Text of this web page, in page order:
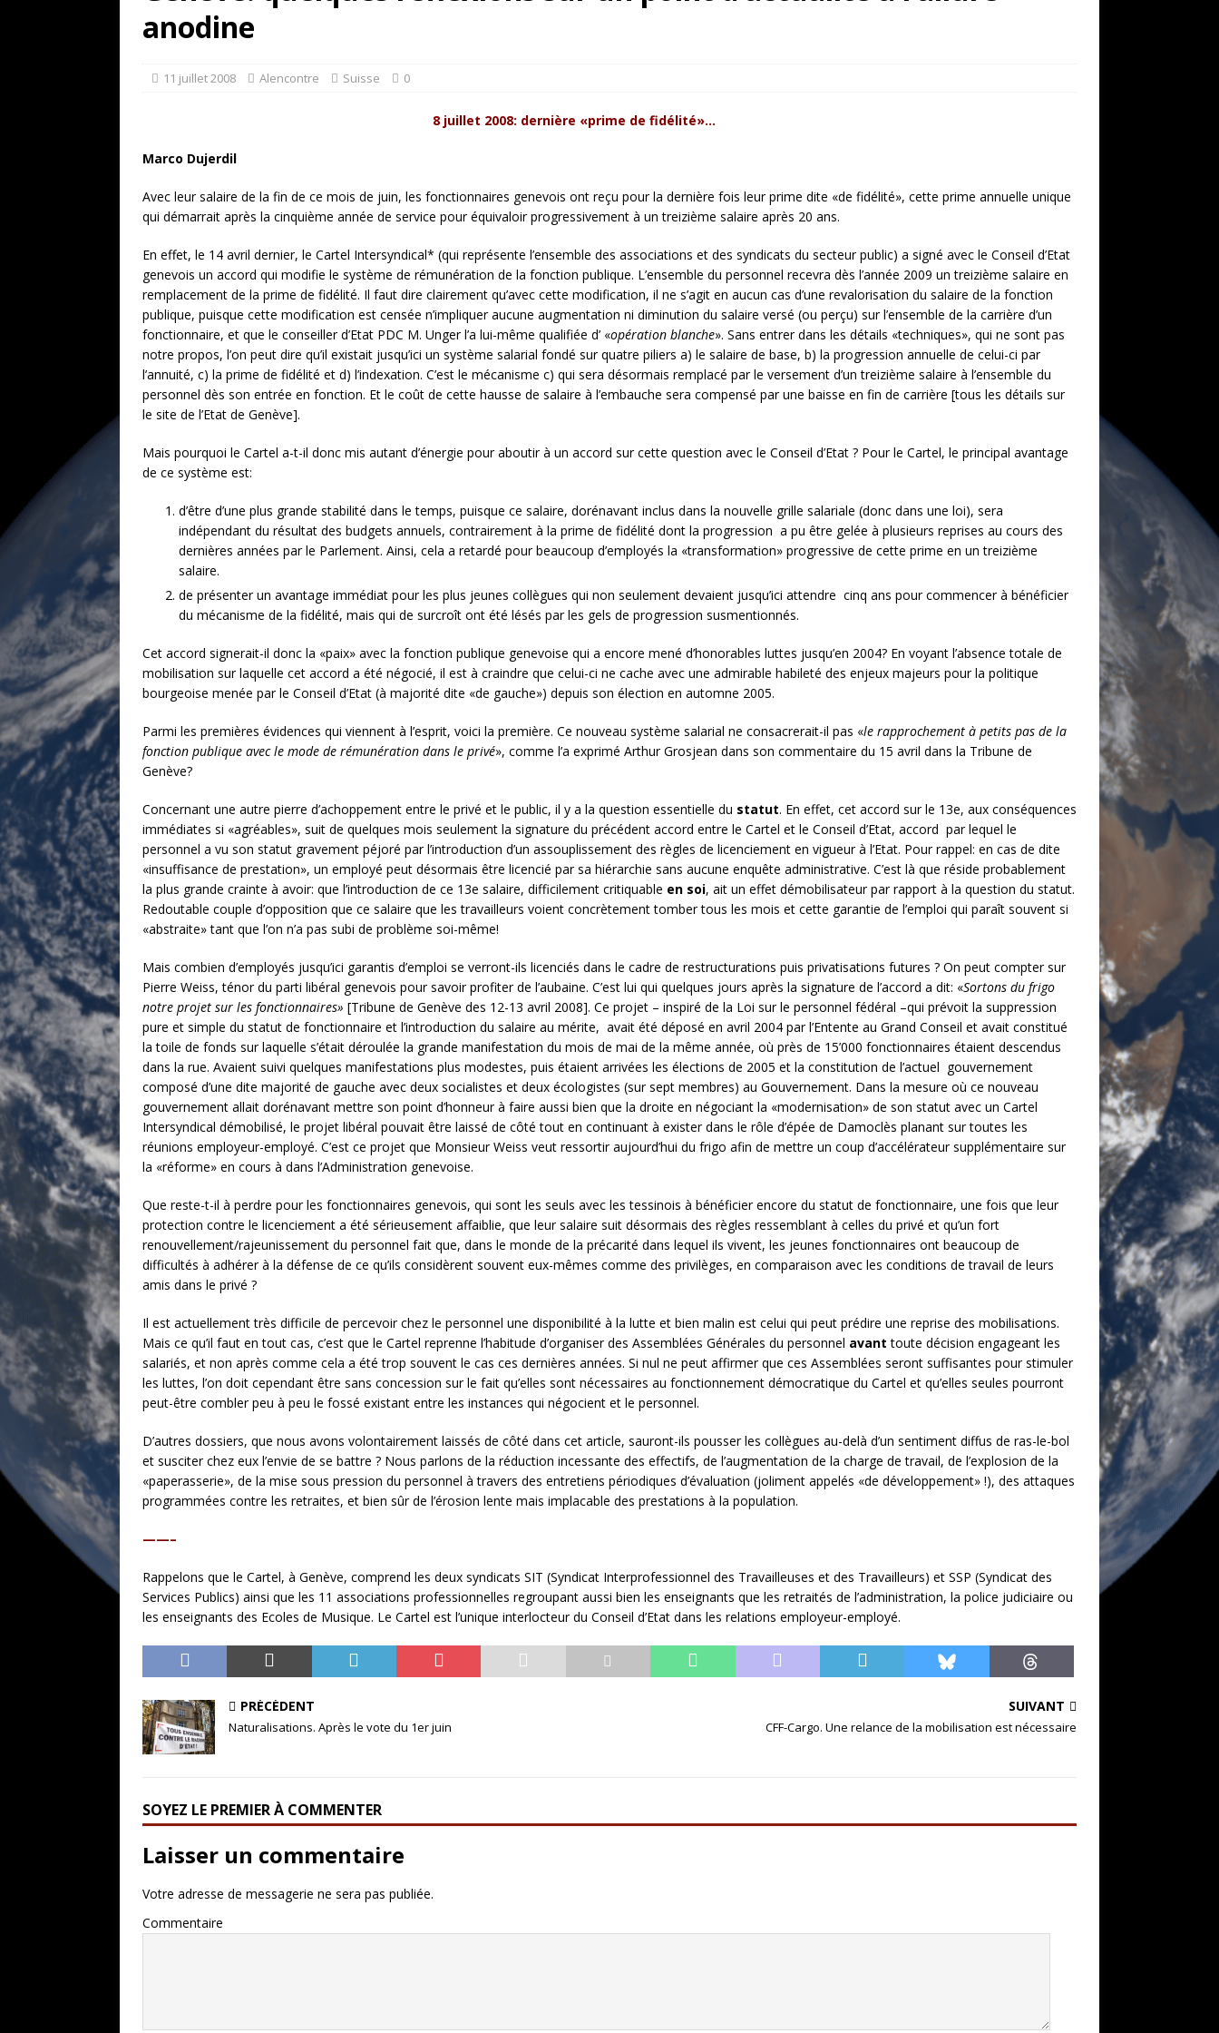
[ 17 juillet 2026 ]
«Le discours de Trump sur la “fraude électorale” était une blague de mauvais goût…
et une menace»
anodine
11 juillet 2008 Alencontre Suisse 0
8 juillet 2008: dernière «prime de fidélité»…
Marco Dujerdil
Avec leur salaire de la fin de ce mois de juin, les fonctionnaires genevois ont reçu pour la dernière fois leur prime dite «de fidélité», cette prime annuelle unique
qui démarrait après la cinquième année de service pour équivaloir progressivement à un treizième salaire après 20 ans.
En effet, le 14 avril dernier, le Cartel Intersyndical* (qui représente l’ensemble des associations et des syndicats du secteur public) a signé avec le Conseil d’Etat
genevois un accord qui modifie le système de rémunération de la fonction publique. L’ensemble du personnel recevra dès l’année 2009 un treizième salaire en
remplacement de la prime de fidélité. Il faut dire clairement qu’avec cette modification, il ne s’agit en aucun cas d’une revalorisation du salaire de la fonction
publique, puisque cette modification est censée n’impliquer aucune augmentation ni diminution du salaire versé (ou perçu) sur l’ensemble de la carrière d’un
fonctionnaire, et que le conseiller d’Etat PDC M. Unger l’a lui-même qualifiée d’ «opération blanche». Sans entrer dans les détails «techniques», qui ne sont pas
notre propos, l’on peut dire qu’il existait jusqu’ici un système salarial fondé sur quatre piliers a) le salaire de base, b) la progression annuelle de celui-ci par
l’annuité, c) la prime de fidélité et d) l’indexation. C’est le mécanisme c) qui sera désormais remplacé par le versement d’un treizième salaire à l’ensemble du
personnel dès son entrée en fonction. Et le coût de cette hausse de salaire à l’embauche sera compensé par une baisse en fin de carrière [tous les détails sur
le site de l’Etat de Genève].
Mais pourquoi le Cartel a-t-il donc mis autant d’énergie pour aboutir à un accord sur cette question avec le Conseil d’Etat ? Pour le Cartel, le principal avantage
de ce système est:
d’être d’une plus grande stabilité dans le temps, puisque ce salaire, dorénavant inclus dans la nouvelle grille salariale (donc dans une loi), sera
indépendant du résultat des budgets annuels, contrairement à la prime de fidélité dont la progression a pu être gelée à plusieurs reprises au cours des
dernières années par le Parlement. Ainsi, cela a retardé pour beaucoup d’employés la «transformation» progressive de cette prime en un treizième
salaire.
de présenter un avantage immédiat pour les plus jeunes collègues qui non seulement devaient jusqu’ici attendre cinq ans pour commencer à bénéficier
du mécanisme de la fidélité, mais qui de surcroît ont été lésés par les gels de progression susmentionnés.
Cet accord signerait-il donc la «paix» avec la fonction publique genevoise qui a encore mené d’honorables luttes jusqu’en 2004? En voyant l’absence totale de
mobilisation sur laquelle cet accord a été négocié, il est à craindre que celui-ci ne cache avec une admirable habileté des enjeux majeurs pour la politique
bourgeoise menée par le Conseil d’Etat (à majorité dite «de gauche») depuis son élection en automne 2005.
Parmi les premières évidences qui viennent à l’esprit, voici la première. Ce nouveau système salarial ne consacrerait-il pas «le rapprochement à petits pas de la
fonction publique avec le mode de rémunération dans le privé», comme l’a exprimé Arthur Grosjean dans son commentaire du 15 avril dans la Tribune de
Genève?
Concernant une autre pierre d’achoppement entre le privé et le public, il y a la question essentielle du statut. En effet, cet accord sur le 13e, aux conséquences
immédiates si «agréables», suit de quelques mois seulement la signature du précédent accord entre le Cartel et le Conseil d’Etat, accord par lequel le
personnel a vu son statut gravement péjoré par l’introduction d’un assouplissement des règles de licenciement en vigueur à l’Etat. Pour rappel: en cas de dite
«insuffisance de prestation», un employé peut désormais être licencié par sa hiérarchie sans aucune enquête administrative. C’est là que réside probablement
la plus grande crainte à avoir: que l’introduction de ce 13e salaire, difficilement critiquable en soi, ait un effet démobilisateur par rapport à la question du statut.
Redoutable couple d’opposition que ce salaire que les travailleurs voient concrètement tomber tous les mois et cette garantie de l’emploi qui paraît souvent si
«abstraite» tant que l’on n’a pas subi de problème soi-même!
Mais combien d’employés jusqu’ici garantis d’emploi se verront-ils licenciés dans le cadre de restructurations puis privatisations futures ? On peut compter sur
Pierre Weiss, ténor du parti libéral genevois pour savoir profiter de l’aubaine. C’est lui qui quelques jours après la signature de l’accord a dit: «Sortons du frigo
notre projet sur les fonctionnaires» [Tribune de Genève des 12-13 avril 2008]. Ce projet – inspiré de la Loi sur le personnel fédéral –qui prévoit la suppression
pure et simple du statut de fonctionnaire et l’introduction du salaire au mérite, avait été déposé en avril 2004 par l’Entente au Grand Conseil et avait constitué
la toile de fonds sur laquelle s’était déroulée la grande manifestation du mois de mai de la même année, où près de 15’000 fonctionnaires étaient descendus
dans la rue. Avaient suivi quelques manifestations plus modestes, puis étaient arrivées les élections de 2005 et la constitution de l’actuel gouvernement
composé d’une dite majorité de gauche avec deux socialistes et deux écologistes (sur sept membres) au Gouvernement. Dans la mesure où ce nouveau
gouvernement allait dorénavant mettre son point d’honneur à faire aussi bien que la droite en négociant la «modernisation» de son statut avec un Cartel
Intersyndical démobilisé, le projet libéral pouvait être laissé de côté tout en continuant à exister dans le rôle d’épée de Damoclès planant sur toutes les
réunions employeur-employé. C’est ce projet que Monsieur Weiss veut ressortir aujourd’hui du frigo afin de mettre un coup d’accélérateur supplémentaire sur
la «réforme» en cours à dans l’Administration genevoise.
Que reste-t-il à perdre pour les fonctionnaires genevois, qui sont les seuls avec les tessinois à bénéficier encore du statut de fonctionnaire, une fois que leur
protection contre le licenciement a été sérieusement affaiblie, que leur salaire suit désormais des règles ressemblant à celles du privé et qu’un fort
renouvellement/rajeunissement du personnel fait que, dans le monde de la précarité dans lequel ils vivent, les jeunes fonctionnaires ont beaucoup de
difficultés à adhérer à la défense de ce qu’ils considèrent souvent eux-mêmes comme des privilèges, en comparaison avec les conditions de travail de leurs
amis dans le privé ?
Il est actuellement très difficile de percevoir chez le personnel une disponibilité à la lutte et bien malin est celui qui peut prédire une reprise des mobilisations.
Mais ce qu’il faut en tout cas, c’est que le Cartel reprenne l’habitude d’organiser des Assemblées Générales du personnel avant toute décision engageant les
salariés, et non après comme cela a été trop souvent le cas ces dernières années. Si nul ne peut affirmer que ces Assemblées seront suffisantes pour stimuler
les luttes, l’on doit cependant être sans concession sur le fait qu’elles sont nécessaires au fonctionnement démocratique du Cartel et qu’elles seules pourront
peut-être combler peu à peu le fossé existant entre les instances qui négocient et le personnel.
D’autres dossiers, que nous avons volontairement laissés de côté dans cet article, sauront-ils pousser les collègues au-delà d’un sentiment diffus de ras-le-bol
et susciter chez eux l’envie de se battre ? Nous parlons de la réduction incessante des effectifs, de l’augmentation de la charge de travail, de l’explosion de la
«paperasserie», de la mise sous pression du personnel à travers des entretiens périodiques d’évaluation (joliment appelés «de développement» !), des attaques
programmées contre les retraites, et bien sûr de l’érosion lente mais implacable des prestations à la population.
——–
Rappelons que le Cartel, à Genève, comprend les deux syndicats SIT (Syndicat Interprofessionnel des Travailleuses et des Travailleurs) et SSP (Syndicat des
Services Publics) ainsi que les 11 associations professionnelles regroupant aussi bien les enseignants que les retraités de l’administration, la police judiciaire ou
les enseignants des Ecoles de Musique. Le Cartel est l’unique interlocteur du Conseil d’Etat dans les relations employeur-employé.
PRÉCÉDENT
Naturalisations. Après le vote du 1er juin
SUIVANT
CFF-Cargo. Une relance de la mobilisation est nécessaire
SOYEZ LE PREMIER À COMMENTER
Laisser un commentaire
Votre adresse de messagerie ne sera pas publiée.
Commentaire